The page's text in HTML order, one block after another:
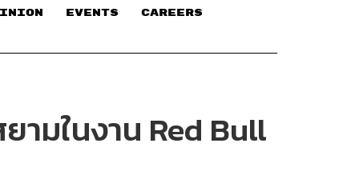
EVENTS CAREERS
ามในงาน Red Bull